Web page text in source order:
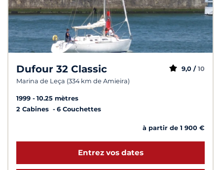
Dufour 32 Classic
Marina de Leça (334 km de Amieira)
9,0 / 10
1999
10.25 mètres
2 Cabines
6 Couchettes
à partir de 1 900 €
Entrez vos dates